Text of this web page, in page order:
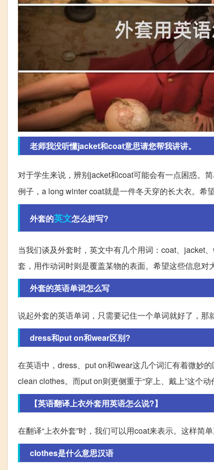
老师我没听懂jacket和coat意思请您帮我讲讲。
对于学生来说，辨别jacket和coat可能会有一点困惑。
例子，a long winter coat就是一件冬天穿的长大衣。希
外套的英文怎么拼写?
当我们谈及外套时，英文中有几个用词：coat、jacket
套，用作动词时则是覆盖某物的表面。希望这些信息对
外套的英语单词怎么写
说起外套的英语单词，只需要记住一个单词就好了，那
dress和put on和wear区别?
在英语中，dress、put on和wear这几个词汇有着微妙
clean clothes。而put on则更侧重于“穿上、戴上”这个
【英语翻译上衣外套用英语怎么说?】
在翻译“上衣外套”时，我们可以用coat来表示。这样简
clothes是什么意思汉语